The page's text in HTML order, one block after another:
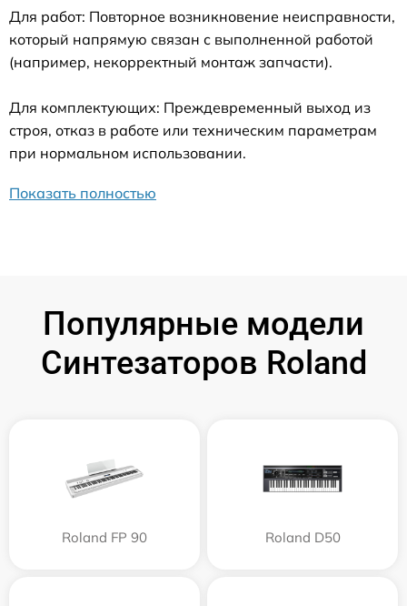
Для работ: Повторное возникновение неисправности,
который напрямую связан с выполненной работой
(например, некорректный монтаж запчасти).
Для комплектующих: Преждевременный выход из
строя, отказ в работе или техническим параметрам
при нормальном использовании.
Показать полностью
Популярные модели
Синтезаторов Roland
Roland FP 90 Roland D50